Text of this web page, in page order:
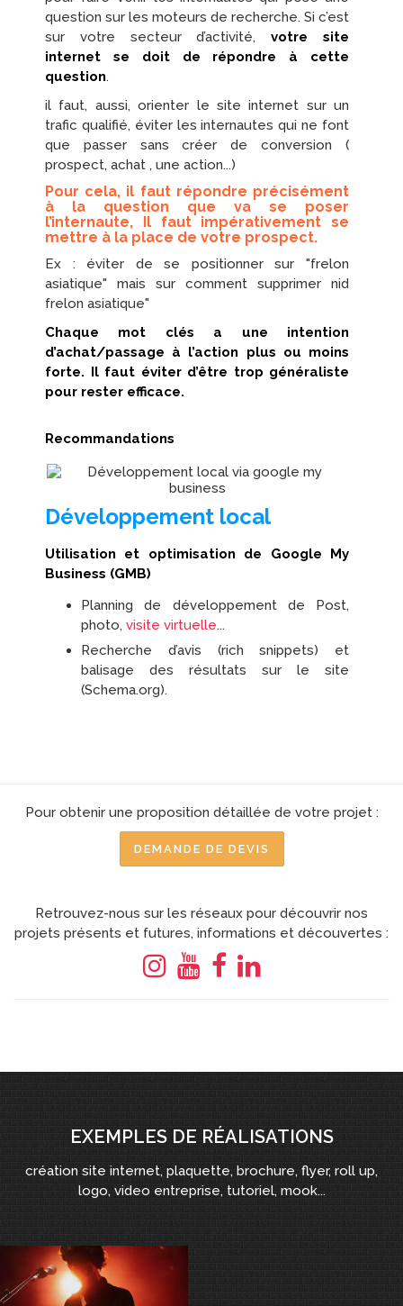
question sur les moteurs de recherche. Si c’est
sur votre secteur d’activité,votre site
internet se doit de répondre à cette
question.
il faut, aussi, orienter le site internet sur un
trafic qualifié, éviter les internautes qui ne font
que passer sans créer de conversion (
prospect, achat , une action...)
Pour cela, il faut répondre précisément
à la question que va se poser
l’internaute, Il faut impérativement se
mettre à la place de votre prospect.
Ex : éviter de se positionner sur "frelon
asiatique" mais sur comment supprimer nid
frelon asiatique"
Chaque mot clés a une intention
d’achat/passage à l’action plus ou moins
forte. Il faut éviter d’être trop généraliste
pour rester efficace.
Recommandations
Développement local
Utilisation et optimisation de Google My
Business (GMB)
Planning de développement de Post,
photo, visite virtuelle...
Recherche d’avis (rich snippets) et
balisage des résultats sur le site
(Schema.org).
Pour obtenir une proposition détaillée de votre projet :
DEMANDE DE DEVIS
Retrouvez-nous sur les réseaux pour découvrir nos
projets présents et futures, informations et découvertes :
EXEMPLES DE RÉALISATIONS
création site internet, plaquette, brochure, flyer, roll up,
logo, video entreprise, tutoriel, mook...